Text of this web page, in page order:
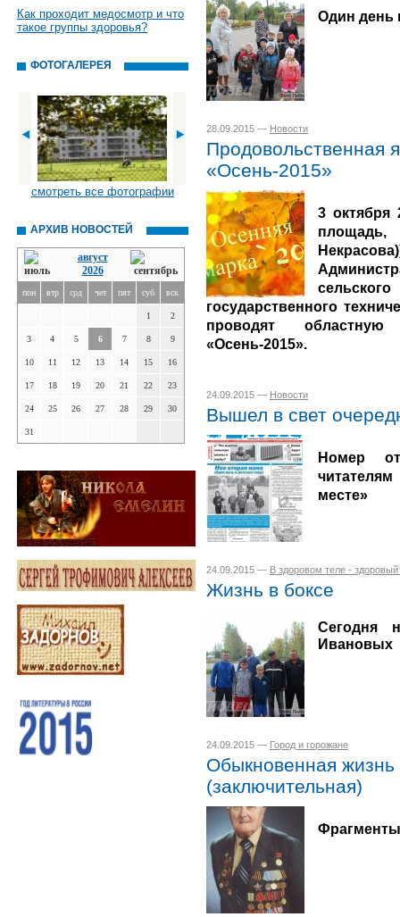
Как проходит медосмотр и что
такое группы здоровья?
ФОТОГАЛЕРЕЯ
смотреть все фотографии
АРХИВ НОВОСТЕЙ
август
2026
пон втр срд чет пят суб вск
1 2
3 4 5 6 7 8 9
10 11 12 13 14 15 16
17 18 19 20 21 22 23
24 25 26 27 28 29 30
31
Один день
28.09.2015 — Новости
Продовольственная
«Осень-2015»
3 октября
площадь,
государственного
проводят областную
«Осень-2015».
24.09.2015 — Новости
Вышел в свет
Номер
месте»
24.09.2015 — В здоровом теле - здоровый
Жизнь в боксе
Сегодня
Ивановых
24.09.2015 — Город и горожане
Обыкновенная
(заключительная)